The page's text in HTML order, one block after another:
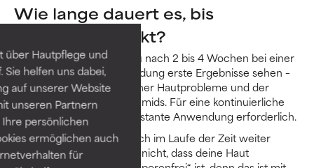
über Hautpflege und
helfen uns dabei,
auf unserer Website
unseren Partnern
persönlichen
ermöglichen auch
für
Wie lange dauert es, bis
Niacinamid wirkt?
Im Allgemeinen solltest du nach 2 bis 4 Wochen bei einer
zweimal täglichen Anwendung erste Ergebnisse sehen –
je nach Schweregrad deiner Hautprobleme und der
Konzentration des Niacinamids. Für eine kontinuierliche
Verbesserung ist eine konstante Anwendung erforderlich.
Die Ergebnisse werden sich im Laufe der Zeit weiter
verbessern, aber erwarte nicht, dass deine Haut